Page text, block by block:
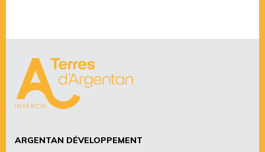
ARGENTAN DÉVELOPPEMENT